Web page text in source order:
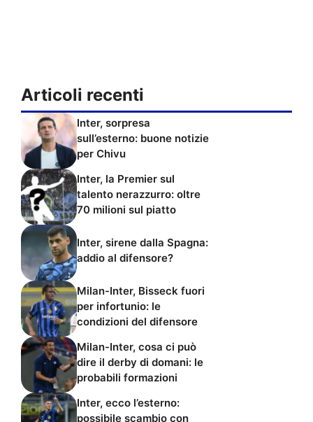
Articoli recenti
Inter, sorpresa
sull’esterno: buone notizie
per Chivu
Inter, la Premier sul
talento nerazzurro: oltre
70 milioni sul piatto
Inter, sirene dalla Spagna:
addio al difensore?
Milan-Inter, Bisseck fuori
per infortunio: le
condizioni del difensore
Milan-Inter, cosa ci può
dire il derby di domani: le
probabili formazioni
Inter, ecco l’esterno:
possibile scambio con